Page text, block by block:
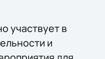
участвует в
и